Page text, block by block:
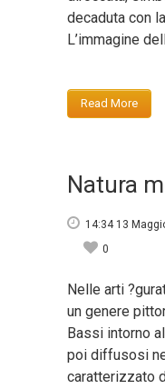
decaduta con
L’immagine
Read More
Natura
14:34 13
0
Nelle arti
un genere
Bassi intorno
poi diffusosi
caratterizzato